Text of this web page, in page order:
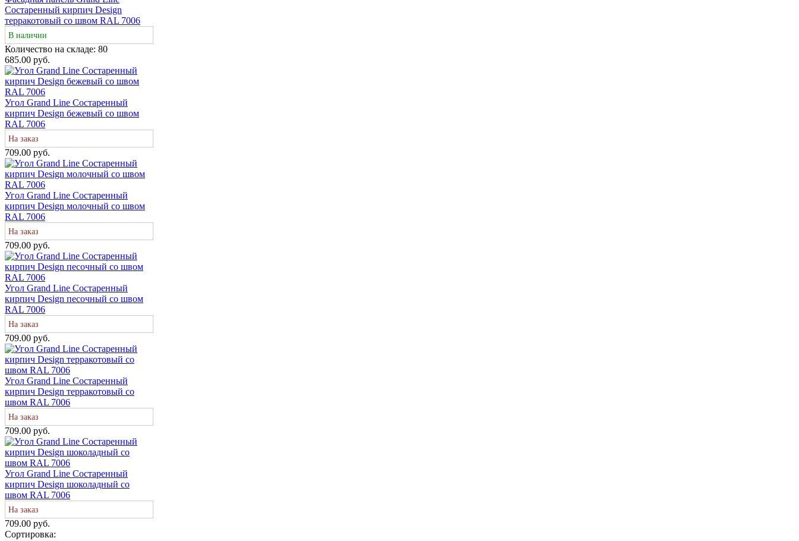
Состаренный кирпич Design
терракотовый со швом RAL 7006
В наличии
Количество на складе: 80
685.00 руб.
Угол Grand Line Состаренный
кирпич Design бежевый со швом
RAL 7006
На заказ
709.00 руб.
Угол Grand Line Состаренный
кирпич Design молочный со швом
RAL 7006
На заказ
709.00 руб.
Угол Grand Line Состаренный
кирпич Design песочный со швом
RAL 7006
На заказ
709.00 руб.
Угол Grand Line Состаренный
кирпич Design терракотовый со
швом RAL 7006
На заказ
709.00 руб.
Угол Grand Line Состаренный
кирпич Design шоколадный со
швом RAL 7006
На заказ
709.00 руб.
Сортировка: